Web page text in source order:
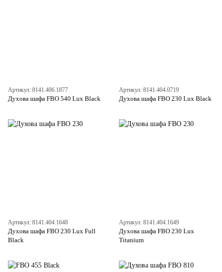
Артикул: 8141.406.1877
Духова шафа FBO 540 Lux Black
Артикул: 8141.404.0719
Духова шафа FBO 230 Lux Black
Артикул: 8141.404.1648
Духова шафа FBO 230 Lux Full
Black
Артикул: 8141.404.1649
Духова шафа FBO 230 Lux
Titanium